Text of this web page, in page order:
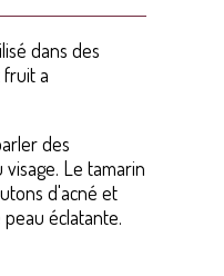
dans des
a
des
Le tamarin
d'acné et
éclatante.